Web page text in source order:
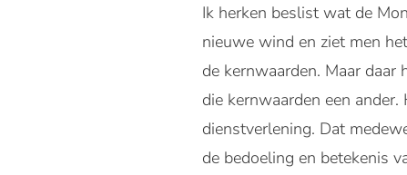
Ik herken beslist wat de
nieuwe wind en ziet men
de kernwaarden. Maar
die kernwaarden een
dienstverlening. Dat
de bedoeling en betekenis